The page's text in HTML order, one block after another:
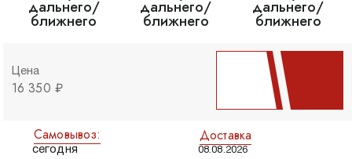
Цена
16 350 ₽
Самовывоз:
сегодня
Доставка
08.08.2026